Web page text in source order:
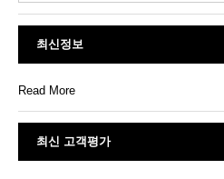
최신정보
Read More
최신 고객평가